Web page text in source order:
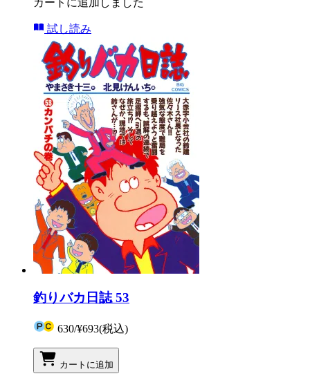
試し読み
釣りバカ日誌 53
630/¥693(税込)
カートに追加